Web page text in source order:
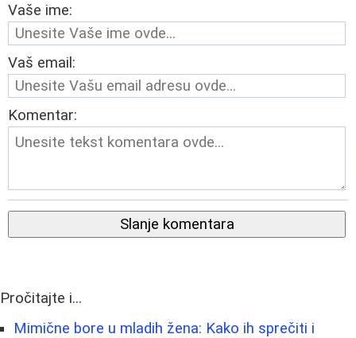
Vaše ime:
Vaš email:
Komentar:
Slanje komentara
Pročitajte i...
Mimične bore u mladih žena: Kako ih sprečiti i